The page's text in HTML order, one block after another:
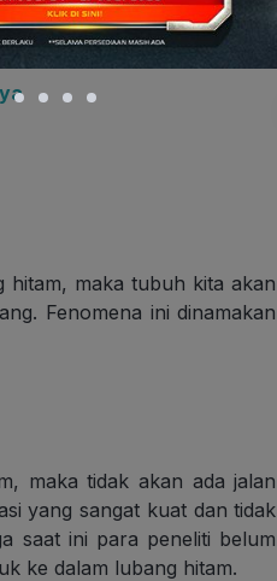
mirip dengan suara
hitam, maka tubuh kita akan
Fenomena ini dinamakan
maka tidak akan ada jalan
yang sangat kuat dan tidak
saat ini para peneliti belum
ke dalam lubang hitam.